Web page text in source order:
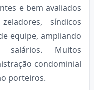
e bem avaliados
síndicos
equipe, ampliando
salários. Muitos
condominial
porteiros.